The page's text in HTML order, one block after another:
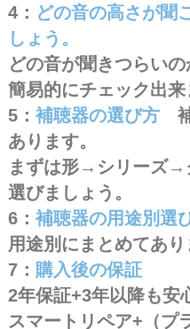
4： どの音の高さが聞
しょう。
どの音が聞きつらいの
簡易的にチェック出来
5： 補聴器の選び方補
あります。
まずは形→シリーズ→
選びましょう。
6： 補聴器の用途別選
用途別にまとめてあり
7： 購入後の保証
2年保証+3年以降も安
スマートリペア+（プ